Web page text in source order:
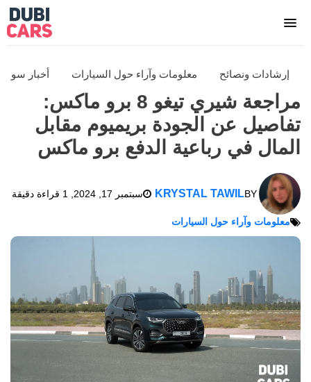
إرشادات ونصائح معلومات وآراء حول السيارات أخبار سوق
مراجعة شيري تيغو 8 برو ماكس:
تفاصيل عن الجودة بريميوم مقابل
المال في رباعية الدفع برو ماكس
BY
KRYSTAL TAWIL سبتمبر 17, 2024
معلومات وآراء حول السيارات